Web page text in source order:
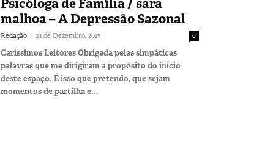
Psicóloga de Família / sara
malhoa – A Depressão Sazonal
Redação - 23 de Dezembro, 2015 0
Caríssimos Leitores Obrigada pelas simpáticas
palavras que me dirigiram a propósito do início
deste espaço. É isso que pretendo, que sejam
momentos de partilha e...